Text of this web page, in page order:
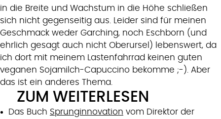
in die Breite und Wachstum in die Höhe schließen
sich nicht gegenseitig aus. Leider sind für meinen
Geschmack weder Garching, noch Eschborn (und
ehrlich gesagt auch nicht Oberursel) lebenswert, da
ich dort mit meinem Lastenfahrrad keinen guten
veganen Sojamilch-Capuccino bekomme ;-). Aber
das ist ein anderes Thema.
ZUM WEITERLESEN
Das Buch Sprunginnovation vom Direktor der